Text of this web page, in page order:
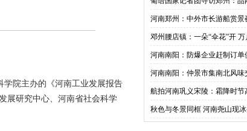
院主办的《河南工业发展报告
展研究中心、河南省社会科学
河南郑州：中外市长游船赏景
邓州腰店镇：一朵“伞花”开
河南南阳：防爆企业赶制订单
河南南阳：仲景市集南北风味
航拍河南巩义宋陵：霜降时节
秋色与冬景同框 河南尧山现